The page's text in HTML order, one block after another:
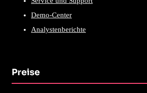
Demo-Center
Analystenberichte
Preise